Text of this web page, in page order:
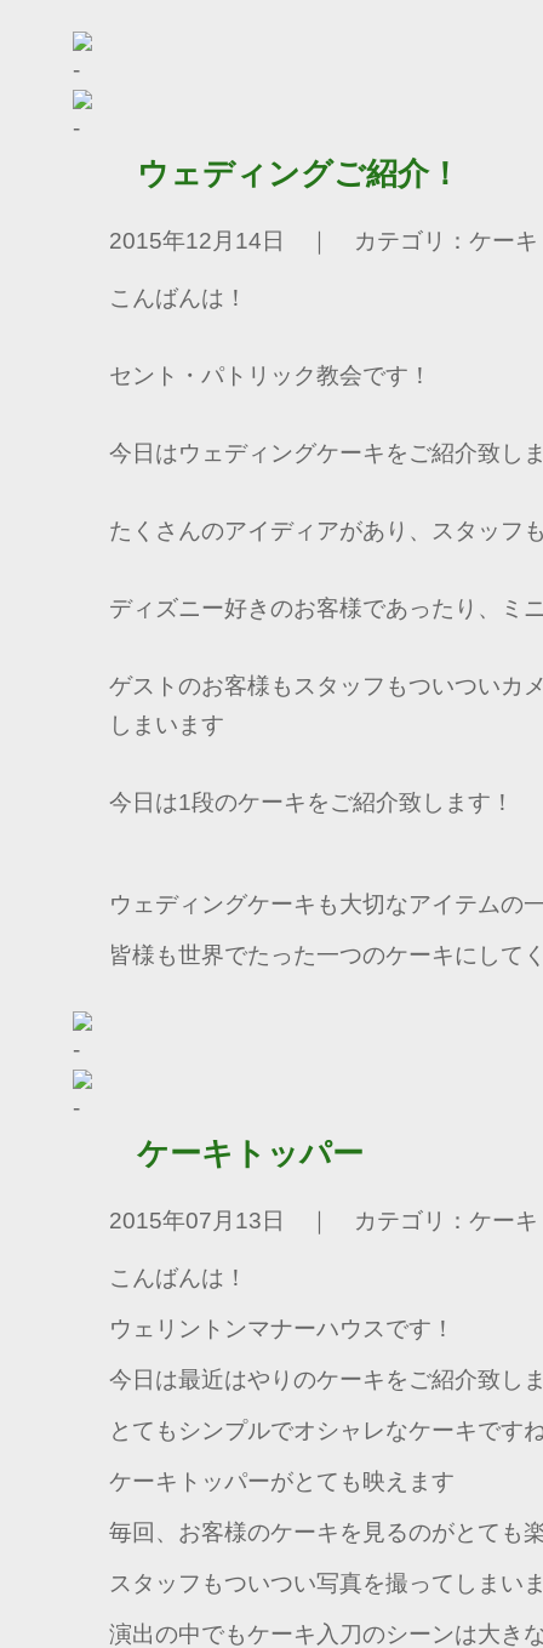
ウェディングご紹介！
2015年12月14日 ｜ カテゴリ：ケーキ
こんばんは！
セント・パトリック教会です！
今日はウェディングケーキをご紹介致し
たくさんのアイディアがあり、スタッフ
ディズニー好きのお客様であったり、ミ
ゲストのお客様もスタッフもついついカ
しまいます
今日は1段のケーキをご紹介致します！
ウェディングケーキも大切なアイテムの
皆様も世界でたった一つのケーキにして
ケーキトッパー
2015年07月13日 ｜ カテゴリ：ケーキ
こんばんは！
ウェリントンマナーハウスです！
今日は最近はやりのケーキをご紹介致し
とてもシンプルでオシャレなケーキです
ケーキトッパーがとても映えます
毎回、お客様のケーキを見るのがとても
スタッフもついつい写真を撮ってしまい
演出の中でもケーキ入刀のシーンは大き